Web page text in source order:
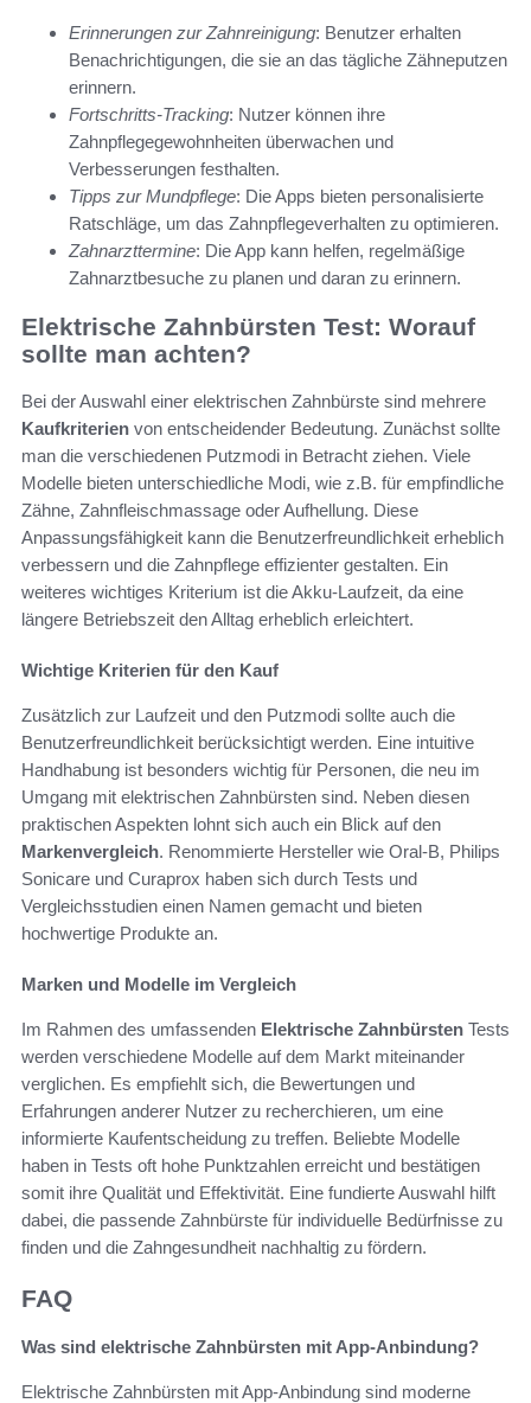
Erinnerungen zur Zahnreinigung: Benutzer erhalten
Benachrichtigungen, die sie an das tägliche Zähneputzen
erinnern.
Fortschritts-Tracking: Nutzer können ihre
Zahnpflegegewohnheiten überwachen und
Verbesserungen festhalten.
Tipps zur Mundpflege: Die Apps bieten personalisierte
Ratschläge, um das Zahnpflegeverhalten zu optimieren.
Zahnarzttermine: Die App kann helfen, regelmäßige
Zahnarztbesuche zu planen und daran zu erinnern.
Elektrische Zahnbürsten Test: Worauf
sollte man achten?
Bei der Auswahl einer elektrischen Zahnbürste sind mehrere
Kaufkriterien von entscheidender Bedeutung. Zunächst sollte
man die verschiedenen Putzmodi in Betracht ziehen. Viele
Modelle bieten unterschiedliche Modi, wie z.B. für empfindliche
Zähne, Zahnfleischmassage oder Aufhellung. Diese
Anpassungsfähigkeit kann die Benutzerfreundlichkeit erheblich
verbessern und die Zahnpflege effizienter gestalten. Ein
weiteres wichtiges Kriterium ist die Akku-Laufzeit, da eine
längere Betriebszeit den Alltag erheblich erleichtert.
Wichtige Kriterien für den Kauf
Zusätzlich zur Laufzeit und den Putzmodi sollte auch die
Benutzerfreundlichkeit berücksichtigt werden. Eine intuitive
Handhabung ist besonders wichtig für Personen, die neu im
Umgang mit elektrischen Zahnbürsten sind. Neben diesen
praktischen Aspekten lohnt sich auch ein Blick auf den
Markenvergleich. Renommierte Hersteller wie Oral-B, Philips
Sonicare und Curaprox haben sich durch Tests und
Vergleichsstudien einen Namen gemacht und bieten
hochwertige Produkte an.
Marken und Modelle im Vergleich
Im Rahmen des umfassenden Elektrische Zahnbürsten Tests
werden verschiedene Modelle auf dem Markt miteinander
verglichen. Es empfiehlt sich, die Bewertungen und
Erfahrungen anderer Nutzer zu recherchieren, um eine
informierte Kaufentscheidung zu treffen. Beliebte Modelle
haben in Tests oft hohe Punktzahlen erreicht und bestätigen
somit ihre Qualität und Effektivität. Eine fundierte Auswahl hilft
dabei, die passende Zahnbürste für individuelle Bedürfnisse zu
finden und die Zahngesundheit nachhaltig zu fördern.
FAQ
Was sind elektrische Zahnbürsten mit App-Anbindung?
Elektrische Zahnbürsten mit App-Anbindung sind moderne